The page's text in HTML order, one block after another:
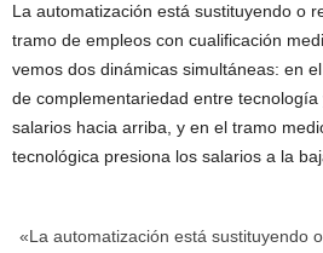
La automatización está sustituyendo o
tramo de empleos con cualificación
vemos dos dinámicas simultáneas: en
de complementariedad entre
salarios hacia arriba, y en el tramo
tecnológica presiona los salarios a la
«La automatización está sustituyendo